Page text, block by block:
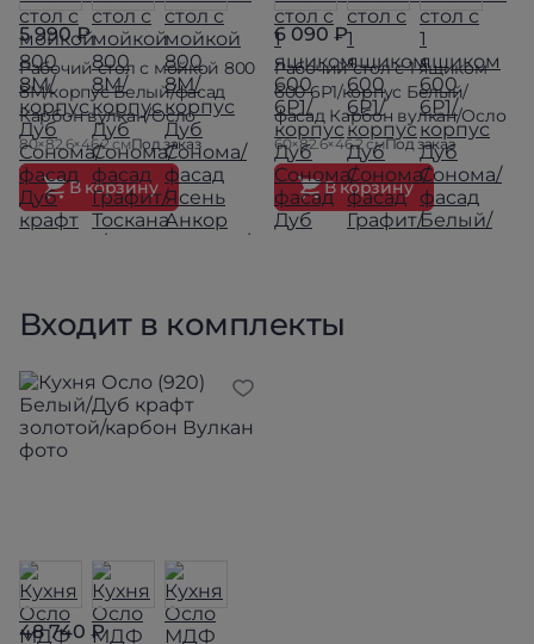
5 990 ₽
Рабочий стол с мойкой 800
8М/корпус Белый/фасад
Карбон вулкан/Осло
80×82.6×46.2 смПод заказ
В корзину
6 090 ₽
Рабочий стол с 1 ящиком
600 6Р1/корпус Белый/
фасад Карбон вулкан/Осло
60×82.6×46.2 смПод заказ
В корзину
Входит в комплекты
48 740 ₽